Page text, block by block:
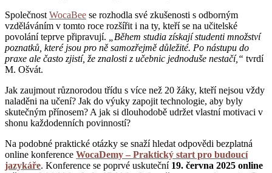
Společnost WocaBee se rozhodla své zkušenosti s odborným
vzděláváním v tomto roce rozšířit i na ty, kteří se na učitelské
povolání teprve připravují.
„Během studia získají studenti množství
poznatků, které jsou pro ně samozřejmě důležité. Po nástupu do
praxe ale často zjistí, že znalosti z učebnic jednoduše nestačí,“ tvrdí
M. Ošvát.
Jak zaujmout různorodou třídu s více než 20 žáky, kteří nejsou vždy
naladěni na učení? Jak do výuky zapojit technologie, aby byly
skutečným přínosem? A jak si dlouhodobě udržet vlastní motivaci v
shonu každodenních povinností?
Na podobné praktické otázky se snaží hledat odpovědi bezplatná
online konference WocaDemy – Praktický start pro budoucí
jazykáře. Konference se poprvé uskuteční 19. června 2025 online